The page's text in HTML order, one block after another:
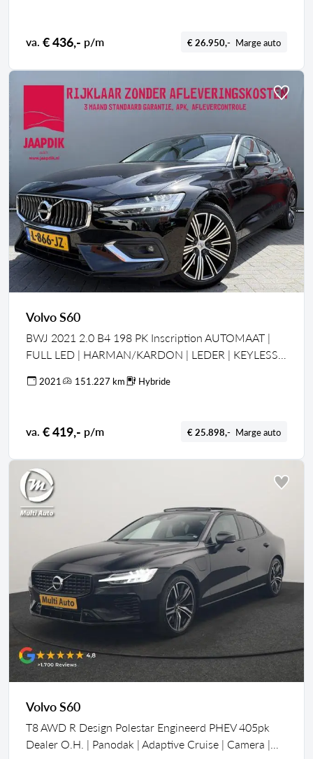
va. € 436,- p/m € 26.950,- Marge auto
Volvo S60
BWJ 2021 2.0 B4 198 PK Inscription AUTOMAAT |
FULL LED | HARMAN/KARDON | LEDER | KEYLESS |
STUURVERW. | DAB + | CAMERA | DODE HOEK |
2021 151.227 km Hybride
va. € 419,- p/m € 25.898,- Marge auto
Volvo S60
T8 AWD R Design Polestar Engineerd PHEV 405pk
Dealer O.H. | Panodak | Adaptive Cruise | Camera |